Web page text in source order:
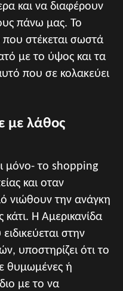
και να διαφέρουν
πάνω μας. Το
στέκεται σωστά
με το ύψος και τα
που σε κολακεύει
με λάθος
μόνο- το shopping
και οταν
νιώθουν την ανάγκη
Η Αμερικανίδα
στην
υποστηρίζει ότι το
θυμωμένες ή
με το να